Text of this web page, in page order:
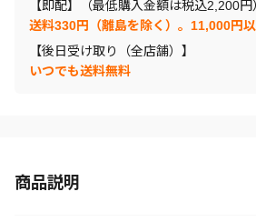
【即配】（最低購入金額は税込2,200円
送料330円（離島を除く）。11,000円
【後日受け取り（全店舗）】
いつでも送料無料
商品説明